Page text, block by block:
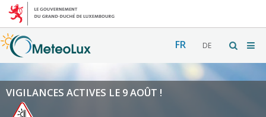
FR DE
VIGILANCES ACTIVES LE 9 AOÛT !